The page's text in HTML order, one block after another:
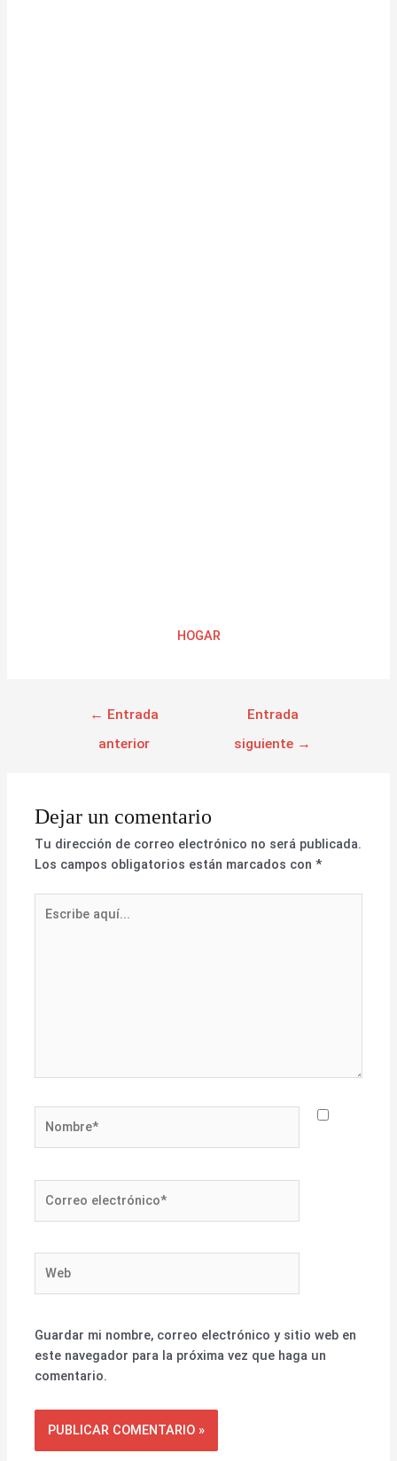
HOGAR
← Entrada
anterior
Entrada
siguiente →
Dejar un comentario
Tu dirección de correo electrónico no será publicada.
Los campos obligatorios están marcados con*
aquí...
electrónico*
Guardar mi nombre, correo electrónico y sitio web en
este navegador para la próxima vez que haga un
comentario.